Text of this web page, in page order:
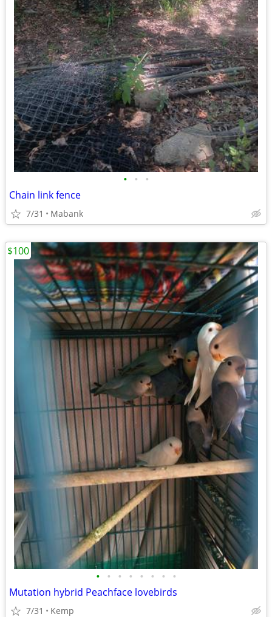
• • •
Chain link fence
7/31 Mabank
• • • • • • • •
Mutation hybrid Peachface lovebirds
7/31 Kemp
$100